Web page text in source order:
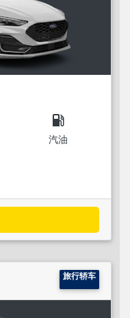
local_gas_station
汽油
旅行轿车